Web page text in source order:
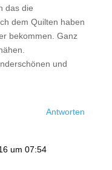
das die
dem Quilten haben
bekommen. Ganz
und
Antworten
um 07:54